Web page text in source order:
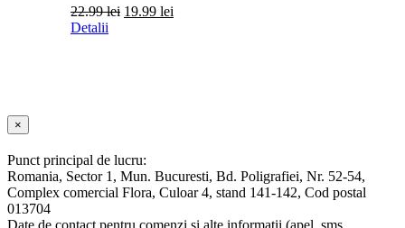
22.99lei Prețul
19.99 leiPrețul
Detalii
Close
product
view
×
Punct principal de lucru:
Romania, Sector 1, Mun. Bucuresti, Bd. Poligrafiei, Nr. 52-54,
Complex comercial Flora, Culoar 4, stand 141-142, Cod postal
013704
Date de contact pentru comenzi si alte informatii (apel, sms,